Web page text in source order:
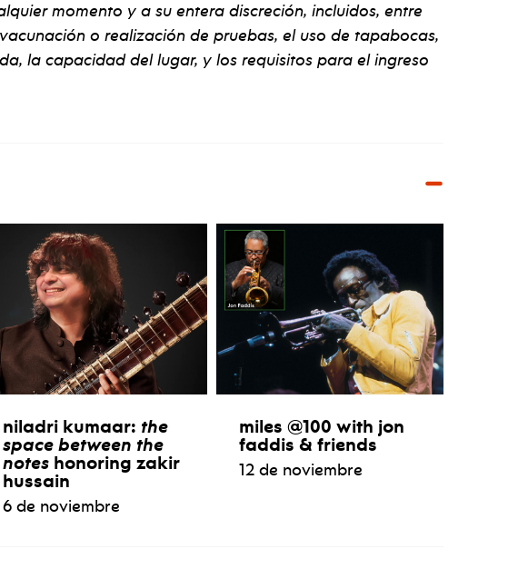
momento y a su entera discreción, incluidos, entre
o realización de pruebas, el uso de tapabocas,
la capacidad del lugar, y los requisitos para el ingreso
niladri kumaar: the
space between the
noteshonoring zakir
hussain
6 de noviembre
miles @100 with jon
faddis & friends
12 de noviembre